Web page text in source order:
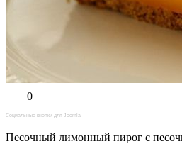
0
Социальные кнопки для Joomla
Песочный лимонный пирог с